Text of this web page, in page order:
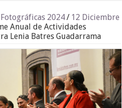
2024/ 12 Diciembre
Anual de Actividades
Lenia Batres Guadarrama